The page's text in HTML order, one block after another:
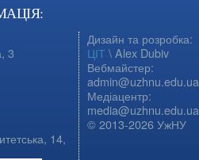
3
14,
Дизайн та розробка:
ЦІТ \ Alex Dubiv
Вебмайстер:
admin@uzhnu.edu.ua
Медіацентр:
media@uzhnu.edu.ua
© 2013-2026 УжНУ